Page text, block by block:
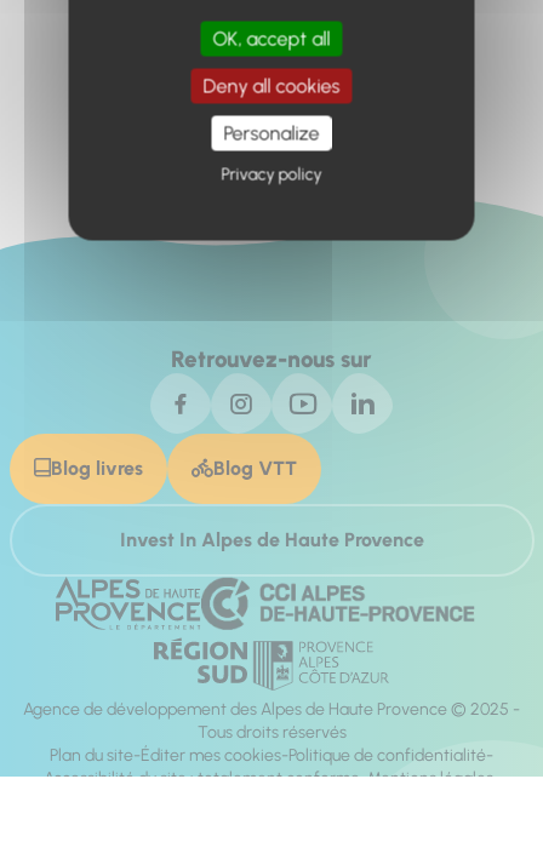
Retour à l'accueil
Retrouvez-nous sur
Blog livres Blog VTT
Invest In Alpes de Haute Provence
Agence de développement des Alpes de Haute Provence © 2025 -
Tous droits réservés
Plan du site Éditer mes cookies Politique de confidentialité
Accessibilité du site : totalement conforme Mentions légales
OK, accept all
Deny all cookies
Personalize
Privacy policy